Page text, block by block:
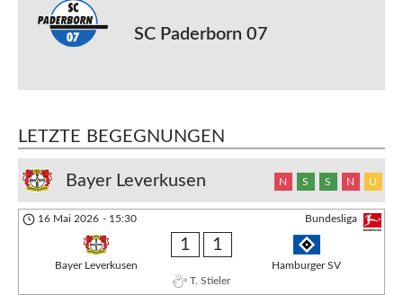
SC Paderborn 07
LETZTE BEGEGNUNGEN
Bayer Leverkusen N S S N U
Bundesliga
16 Mai 2026 - 15:30
Bayer Leverkusen
1 1
Hamburger SV
T. Stieler